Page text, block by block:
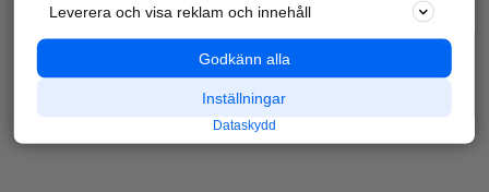
Leverera och visa reklam och innehåll
Godkänn alla
Inställningar
Dataskydd